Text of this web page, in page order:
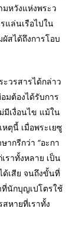
หวังแห่งพระว
แล่นเรือไปใน
สได้ถึงการโอบ
รสารได้กล่าว
มต้องได้รับการ
มีเงื่อนไข แม้ใน
ตุนี้ เมื่อพระเยซู
ากรีกว่า “อะกา
ราทั้งหลาย เป็น
ด้เสีย จนถึงขั้นที่
ที่นักบุญเปโตรใช้
หายที่เราทั้ง